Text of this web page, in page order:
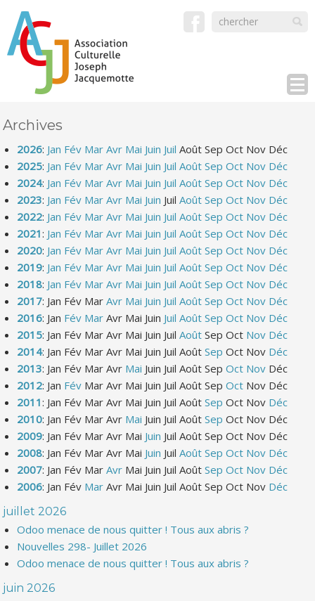
Archives
2026: Jan Fév Mar Avr Mai Juin Juil Août Sep Oct Nov Déc
2025: Jan Fév Mar Avr Mai Juin Juil Août Sep Oct Nov Déc
2024: Jan Fév Mar Avr Mai Juin Juil Août Sep Oct Nov Déc
2023: Jan Fév Mar Avr Mai Juin Juil Août Sep Oct Nov Déc
2022: Jan Fév Mar Avr Mai Juin Juil Août Sep Oct Nov Déc
2021: Jan Fév Mar Avr Mai Juin Juil Août Sep Oct Nov Déc
2020: Jan Fév Mar Avr Mai Juin Juil Août Sep Oct Nov Déc
2019: Jan Fév Mar Avr Mai Juin Juil Août Sep Oct Nov Déc
2018: Jan Fév Mar Avr Mai Juin Juil Août Sep Oct Nov Déc
2017: Jan Fév Mar Avr Mai Juin Juil Août Sep Oct Nov Déc
2016: Jan Fév Mar Avr Mai Juin Juil Août Sep Oct Nov Déc
2015: Jan Fév Mar Avr Mai Juin Juil Août Sep Oct Nov Déc
2014: Jan Fév Mar Avr Mai Juin Juil Août Sep Oct Nov Déc
2013: Jan Fév Mar Avr Mai Juin Juil Août Sep Oct Nov Déc
2012: Jan Fév Mar Avr Mai Juin Juil Août Sep Oct Nov Déc
2011: Jan Fév Mar Avr Mai Juin Juil Août Sep Oct Nov Déc
2010: Jan Fév Mar Avr Mai Juin Juil Août Sep Oct Nov Déc
2009: Jan Fév Mar Avr Mai Juin Juil Août Sep Oct Nov Déc
2008: Jan Fév Mar Avr Mai Juin Juil Août Sep Oct Nov Déc
2007: Jan Fév Mar Avr Mai Juin Juil Août Sep Oct Nov Déc
2006: Jan Fév Mar Avr Mai Juin Juil Août Sep Oct Nov Déc
juillet 2026
Odoo menace de nous quitter ! Tous aux abris ?
Nouvelles 298- Juillet 2026
Odoo menace de nous quitter ! Tous aux abris ?
juin 2026